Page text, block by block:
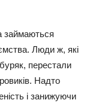
займаються
Люди ж, які
перестали
Надто
і занижуючи